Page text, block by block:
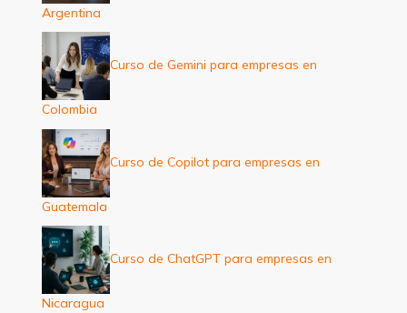
Argentina
Curso de Gemini para empresas en
Colombia
Curso de Copilot para empresas en
Guatemala
Curso de ChatGPT para empresas en
Nicaragua